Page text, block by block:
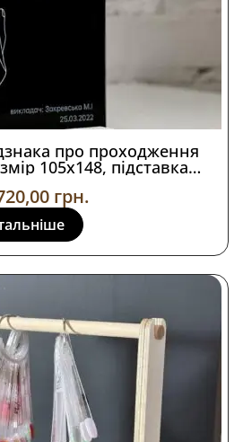
про проходження
105х148, підставка
грн.